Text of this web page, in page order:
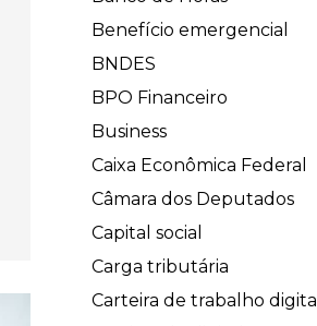
Benefício emergencial
BNDES
BPO Financeiro
Business
Caixa Econômica Federal
Câmara dos Deputados
Capital social
Carga tributária
Carteira de trabalho digital